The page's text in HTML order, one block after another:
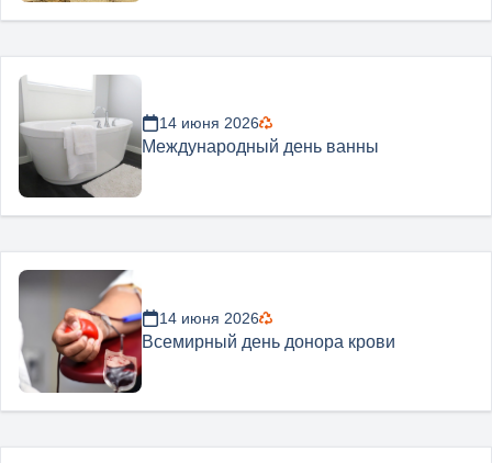
14 июня 2026
Международный день ванны
14 июня 2026
Всемирный день донора крови